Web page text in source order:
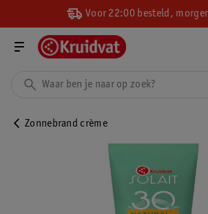
Voor 22:00 besteld,
Zonnebrand crème